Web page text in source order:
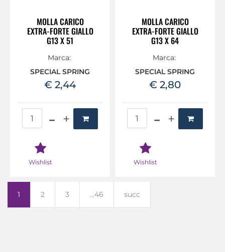
MOLLA CARICO
EXTRA-FORTE GIALLO
G13 X 51
Marca:
SPECIAL SPRING
€ 2,44
Wishlist
MOLLA CARICO
EXTRA-FORTE GIALLO
G13 X 64
Marca:
SPECIAL SPRING
€ 2,80
Wishlist
1 2 3 ...46 succ